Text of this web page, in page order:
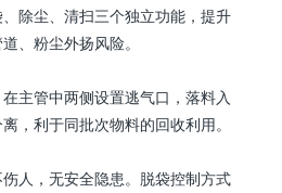
除尘、清扫三个独立功能，提升
、粉尘外扬风险。
主管中两侧设置逃气口，落料入
，利于同批次物料的回收利用。
人，无安全隐患。脱袋控制方式